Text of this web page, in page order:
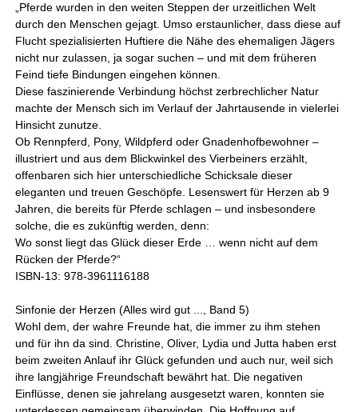
„Pferde wurden in den weiten Steppen der urzeitlichen Welt
durch den Menschen gejagt. Umso erstaunlicher, dass diese auf
Flucht spezialisierten Huftiere die Nähe des ehemaligen Jägers
nicht nur zulassen, ja sogar suchen – und mit dem früheren
Feind tiefe Bindungen eingehen können.
Diese faszinierende Verbindung höchst zerbrechlicher Natur
machte der Mensch sich im Verlauf der Jahrtausende in vielerlei
Hinsicht zunutze.
Ob Rennpferd, Pony, Wildpferd oder Gnadenhofbewohner –
illustriert und aus dem Blickwinkel des Vierbeiners erzählt,
offenbaren sich hier unterschiedliche Schicksale dieser
eleganten und treuen Geschöpfe. Lesenswert für Herzen ab 9
Jahren, die bereits für Pferde schlagen – und insbesondere
solche, die es zukünftig werden, denn:
Wo sonst liegt das Glück dieser Erde … wenn nicht auf dem
Rücken der Pferde?“
ISBN-13: 978-3961116188
Sinfonie der Herzen (Alles wird gut ..., Band 5)
Wohl dem, der wahre Freunde hat, die immer zu ihm stehen
und für ihn da sind. Christine, Oliver, Lydia und Jutta haben erst
beim zweiten Anlauf ihr Glück gefunden und auch nur, weil sich
ihre langjährige Freundschaft bewährt hat. Die negativen
Einflüsse, denen sie jahrelang ausgesetzt waren, konnten sie